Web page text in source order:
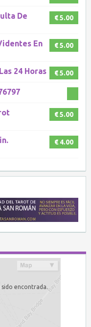
€ 5.00
De
€ 5.00
En
€ 5.00
24 Horas
€ 5.00
€ 4.00
sido encontrada.